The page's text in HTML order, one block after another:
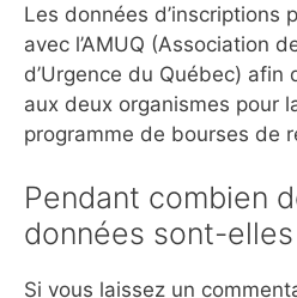
Les données d’inscriptions
avec l’AMUQ (Association
d’Urgence du Québec) afin
aux deux organismes pour
programme de bourses de
Pendant combien
données sont-
Si vous laissez un